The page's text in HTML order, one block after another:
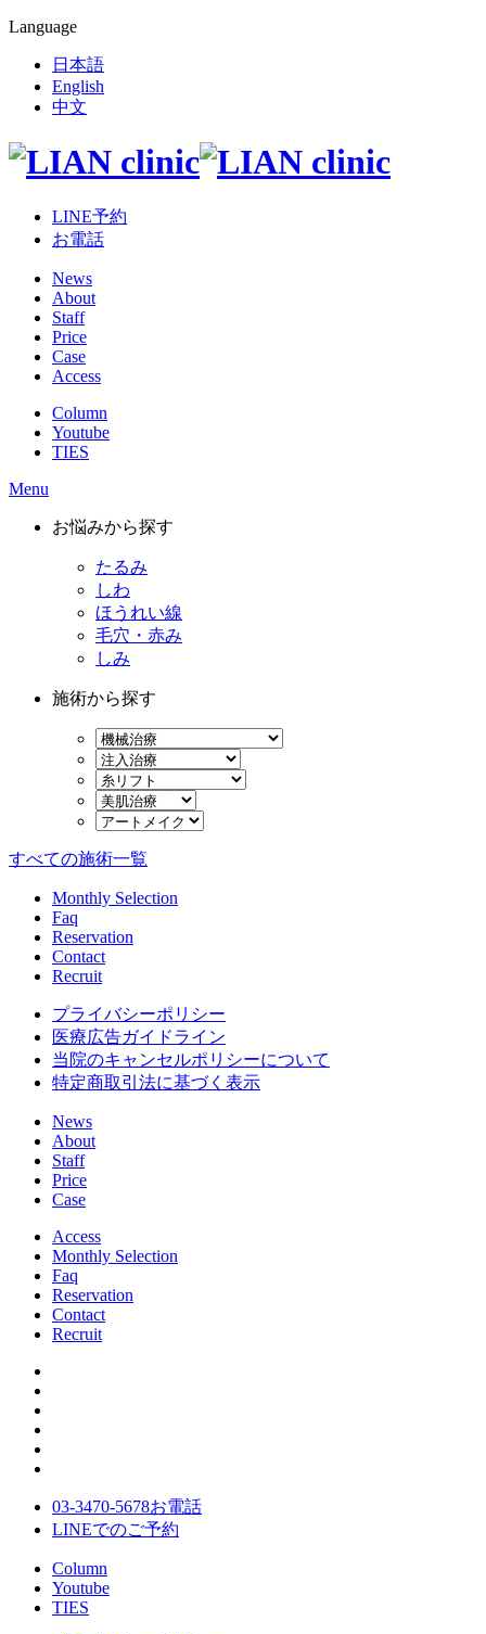
Language
日本語
English
中文
LINE予約
お電話
News
About
Staff
Price
Case
Access
Column
Youtube
TIES
Menu
お悩みから探す
たるみ
しわ
ほうれい線
毛穴・赤み
しみ
施術から探す
すべての施術一覧
Monthly Selection
Faq
Reservation
Contact
Recruit
プライバシーポリシー
医療広告ガイドライン
当院のキャンセルポリシーについて
特定商取引法に基づく表示
News
About
Staff
Price
Case
Access
Monthly Selection
Faq
Reservation
Contact
Recruit
03-3470-5678お電話
LINEでのご予約
Column
Youtube
TIES